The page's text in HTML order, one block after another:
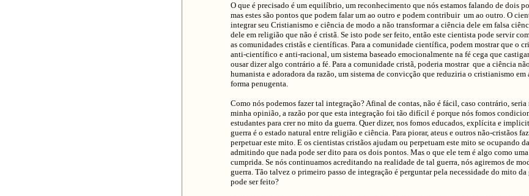
O que é precisado é um equilíbrio, um reconhecimento que nós estamos falando de dois
mas estes são pontos que podem falar um ao outro e podem contribuir um ao outro. O
integrar seu Cristianismo e ciência de modo a não transformar a ciência dele em falsa
dele em religião que não é cristã. Se isto pode ser feito, então este cientista pode servir
as comunidades cristãs e científicas. Para a comunidade científica, podem mostrar que o
anti-científico e anti-racional, um sistema baseado emocionalmente na fé cega que
ousar dizer algo contrário a fé. Para a comunidade cristã, poderia mostrar que a ciência
humanista e adoradora da razão, um sistema de convicção que reduziria o cristianismo em
forma penugenta.
Como nós podemos fazer tal integração? Afinal de contas, não é fácil, caso contrário, seria
minha opinião, a razão por que esta integração foi tão difícil é porque nós fomos
estudantes para crer no mito da guerra. Quer dizer, nos fomos educados, explícita e
guerra é o estado natural entre religião e ciência. Para piorar, ateus e outros não-cristãos
perpetuar este mito. E os cientistas cristãos ajudam ou perpetuam este mito se ocupando
admitindo que nada pode ser dito para os dois pontos. Mas o que ele tem é algo como
cumprida. Se nós continuamos acreditando na realidade de tal guerra, nós agiremos de
guerra. Tão talvez o primeiro passo de integração é perguntar pela necessidade do mito
pode ser feito?